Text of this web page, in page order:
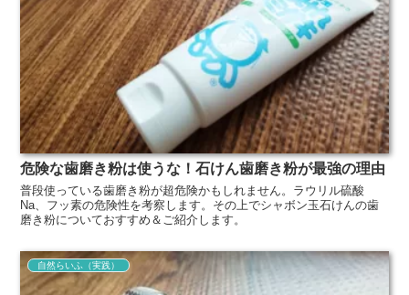
危険な歯磨き粉は使うな！石けん歯磨き粉が最強の理由
普段使っている歯磨き粉が超危険かもしれません。ラウリル硫酸
Na、フッ素の危険性を考察します。その上でシャボン玉石けんの歯
磨き粉についておすすめ＆ご紹介します。
自然らいふ（実践）